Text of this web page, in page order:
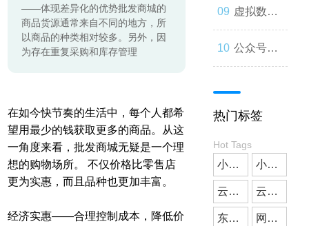
——体现差异化的优势批发商城的
商品货源通常来自不同的地方，所
以商品的种类相对较多。另外，因
为存在重复采购和库存管理
在如今快节奏的生活中，每个人都希
望用最少的钱获取更多的商品。从这
一角度来看，批发商城无疑是一个理
想的购物场所。 不仅价格比零售店
更为实惠，而且品种也更加丰富。
经济实惠——合理控制成本，降低价
的第一选
择
考虑加
入？
序开发高
手？
流程与技
巧
虚拟数字
人：从奇
现实
公众号开
一款受欢
迎的社交
媒体应用
热门标签
Hot Tags
小微公司 小程序开发
云派网络 云派小程序开发
东莞小程序开发 网站建设